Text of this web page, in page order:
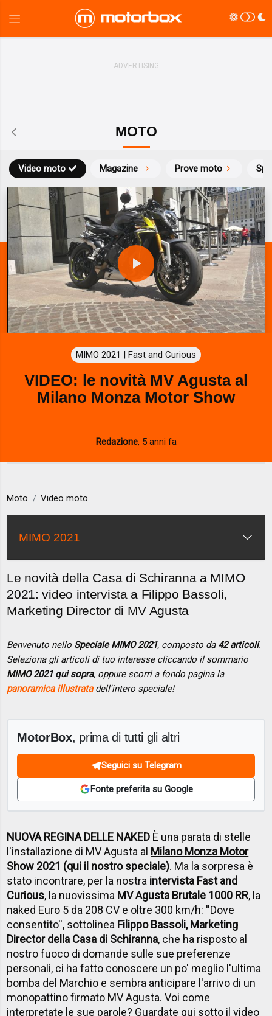
MOTO
Magazine Prove moto
Video moto
P
l
a
y
V
d
e
MIMO 2021 | Fast and Curious
VIDEO: le novità MV Agusta al
Milano Monza Motor Show
Redazione, 5 anni fa
Moto Video moto
MIMO 2021
Le novità della Casa di Schiranna a MIMO
2021: video intervista a Filippo Bassoli,
Marketing Director di MV Agusta
Benvenuto nello Speciale MIMO 2021, composto da 42 articoli.
Seleziona gli articoli di tuo interesse cliccando il sommario
MIMO 2021 qui sopra, oppure scorri a fondo pagina la
panoramica illustratadell'intero speciale!
MotorBox, prima di tutti gli altri
Seguici su Telegram
Fonte preferita su Google
NUOVA REGINA DELLE NAKED È una parata di stelle
l'installazione di MV Agusta al Milano Monza Motor
Show 2021 (qui il nostro speciale). Ma la sorpresa è
stato incontrare, per la nostra intervista Fast and
Curious, la nuovissima MV Agusta Brutale 1000 RR, la
naked Euro 5 da 208 CV e oltre 300 km/h: ''Dove
consentito'', sottolinea Filippo Bassoli, Marketing
Director della Casa di Schiranna, che ha risposto al
nostro fuoco di domande sulle sue preferenze
personali, ci ha fatto conoscere un po' meglio l'ultima
bomba del Marchio e sembra anticipare l'arrivo di un
monopattino firmato MV Agusta. Voi come
interpretate le sue parole? Guardate qui sotto il video